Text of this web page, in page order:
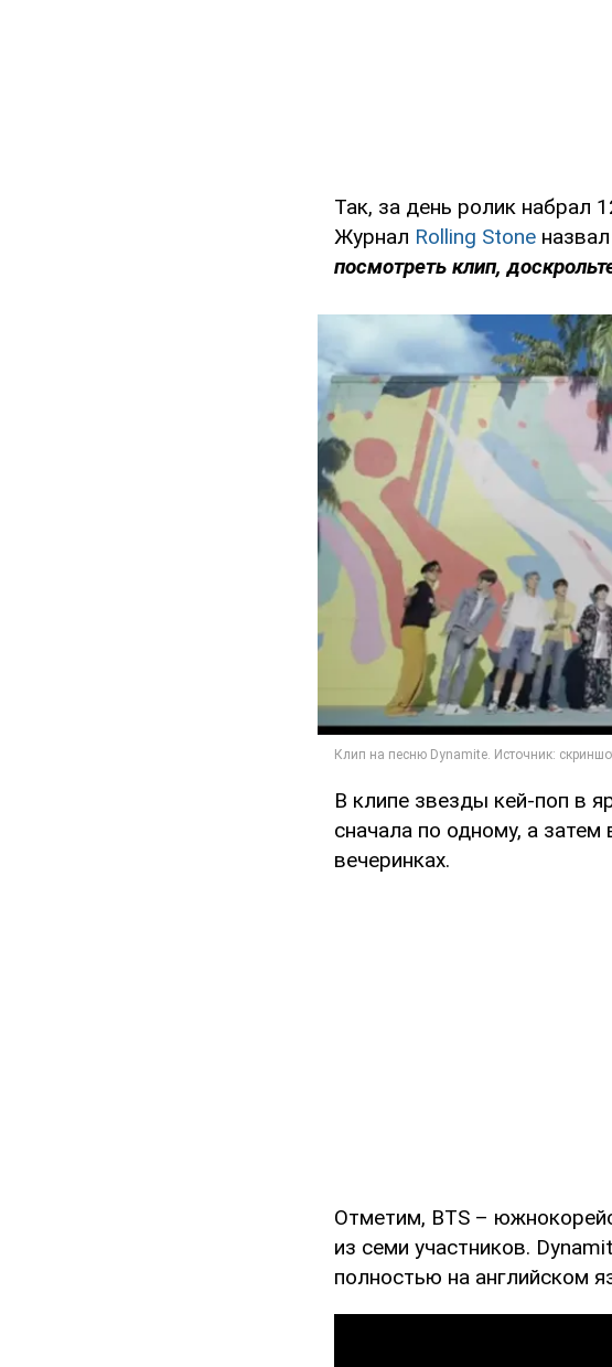
Так, за день ролик набрал
Журнал Rolling Stone
посмотреть клип,
В клипе звезды кей-поп в
сначала по одному, а
вечеринках.
Отметим, BTS –
из семи участников.
полностью на английском